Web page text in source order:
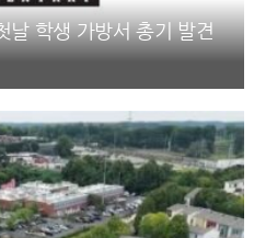
날 학생 가방서 총기 발견